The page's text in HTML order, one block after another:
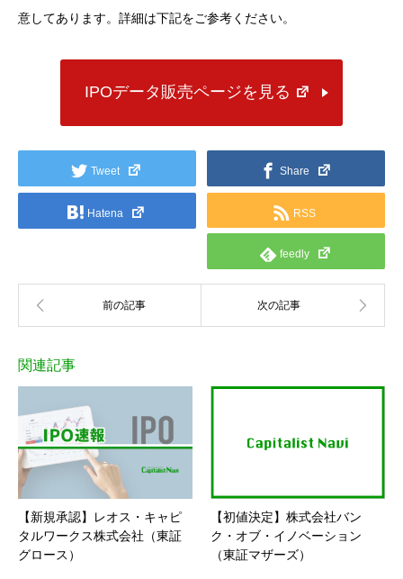
意してあります。詳細は下記をご参考ください。
IPOデータ販売ページを見る
Tweet Share
Hatena RSS
feedly
関連記事
【新規承認】レオス・キャピ
タルワークス株式会社（東証
グロース）
【初値決定】株式会社バン
ク・オブ・イノベーション
（東証マザーズ）